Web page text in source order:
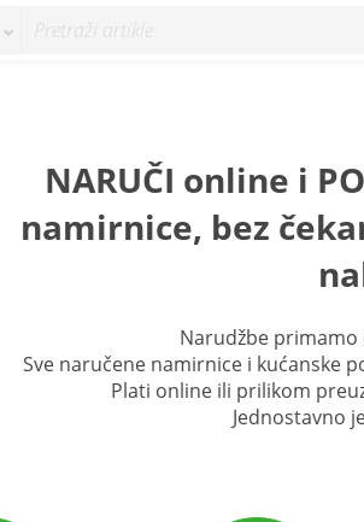
NARUČI online i
namirnice, bez
Narudžbe primamo
Sve naručene namirnice i kućanske
Plati online ili prilikom
Jednostavno